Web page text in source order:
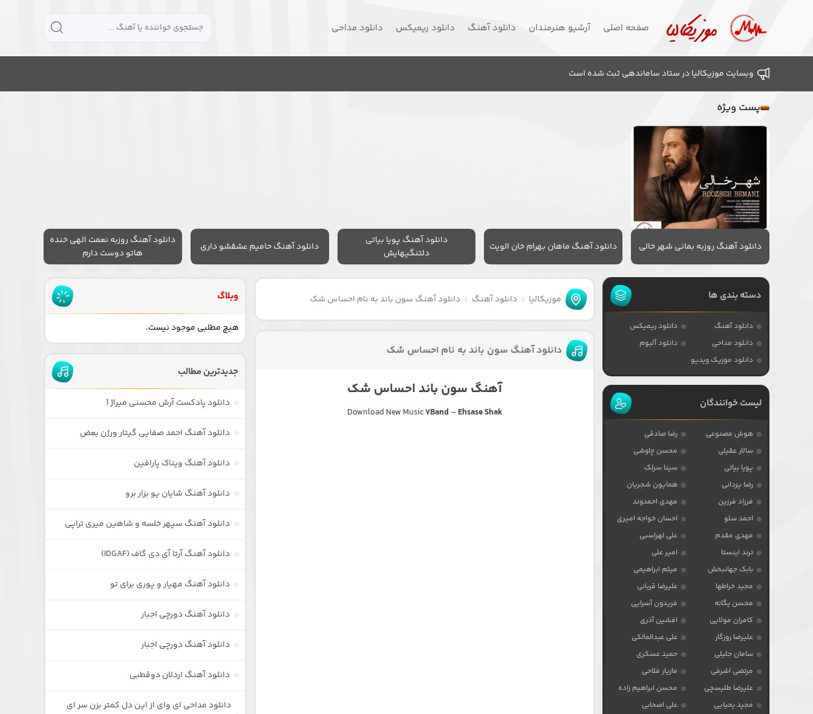
صفحه اصلی آرشیو هنرمندان دانلود آهنگ دانلود ریمیکس دانلود مداحی
وبسایت موزیکالیا در ستاد ساماندهی ثبت شده است
پست ویژه
دانلود آهنگ روزبه بمانی شهر خالی دانلود آهنگ ماهان بهرام خان الویت
دانلود آهنگ پویا بیاتی
دلتنگیهایش
دانلود آهنگ حامیم عشقشو داری
دانلود آهنگ روزبه نعمت الهی خنده
هاتو دوست دارم
موزیکالیا دانلود آهنگ دانلود آهنگ سون باند به نام احساس شک
دانلود آهنگ سون باند به نام احساس شک
آهنگ سون باند احساس شک
Download New Music7Band – Ehsase Shak
دسته بندی ها
دانلود آهنگ
دانلود ریمیکس
دانلود مداحی
دانلود آلبوم
دانلود موزیک ویدیو
لیست خوانندگان
هوش مصنوعی
رضا صادقی
سالار عقیلی
محسن چاوشی
پویا بیاتی
سینا سرلک
رضا یزدانی
همایون شجریان
فرزاد فرزین
مهدی احمدوند
احمد سلو
احسان خواجه امیری
مهدی مقدم
علی لهراسبی
ترند اینستا
امیر علی
بابک جهانبخش
میثم ابراهیمی
مجید خراطها
علیرضا قربانی
محسن یگانه
فریدون آسرایی
کامران مولایی
افشین آذری
علیرضا روزگار
علی عبدالمالکی
سامان جلیلی
حمید عسکری
مرتضی اشرفی
مازیار فلاحی
علیرضا طلیسچی
محسن ابراهیم زاده
مجید یحیایی
علی اصحابی
وبلاگ
هیچ مطلبی موجود نیست.
جدیدترین مطالب
دانلود پادکست آرش محسنی میراژ 1
دانلود آهنگ احمد صفایی گیتار ورژن بعض
دانلود آهنگ ویناک پارافین
دانلود آهنگ شایان یو بزار برو
دانلود آهنگ سپهر خلسه و شاهین میری تراپی
دانلود آهنگ آرتا آی دی گاف (IDGAF)
دانلود آهنگ مهیار و پوری برای تو
دانلود آهنگ دورچی اجبار
دانلود آهنگ دورچی اجبار
دانلود آهنگ اردلان دوقطبی
دانلود مداحی ای وای از این دل کمتر بزن سر ای